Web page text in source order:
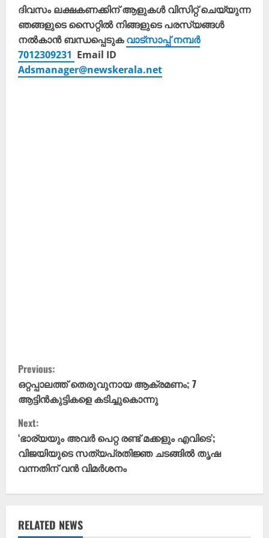
ദിവസം ലക്ഷകണക്കിന് ആളുകൾ വിസിറ്റ് ചെയ്യുന്ന
ഞങ്ങളുടെ സൈറ്റിൽ നിങ്ങളുടെ പരസ്യങ്ങൾ
നൽകാൻ ബന്ധപ്പെടുകവാട്സാപ്പ് നമ്പർ
7012309231 Email ID
Adsmanager@newskerala.net
C
o
n
t
i
n
u
Previous:
ഒറ്റപ്പാലത്ത് തെരുവുനായ ആക്രമണം; 7
ആട്ടിൻകുട്ടികളെ കടിച്ചുകൊന്നു
Next:
‘ഭാര്യയും അവർ പെറ്റ രണ്ട് മക്കളും എവിടെ’;
വിജയിയുടെ സത്യപ്രതിജ്ഞ ചടങ്ങിൽ തൃഷ
വന്നതിന് വൻ വിമർശനം
RELATED NEWS